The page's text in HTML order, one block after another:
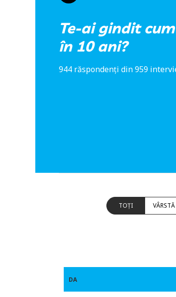
Te-ai gindit
în 10 ani?
944 răspondenți din 959
TOȚI VÂRSTĂ
DA